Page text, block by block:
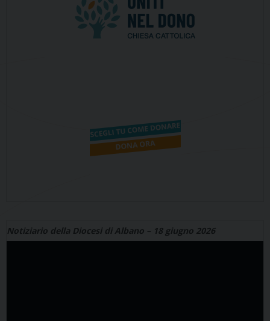
Notiziario della Diocesi di Albano – 18 giugno 2026